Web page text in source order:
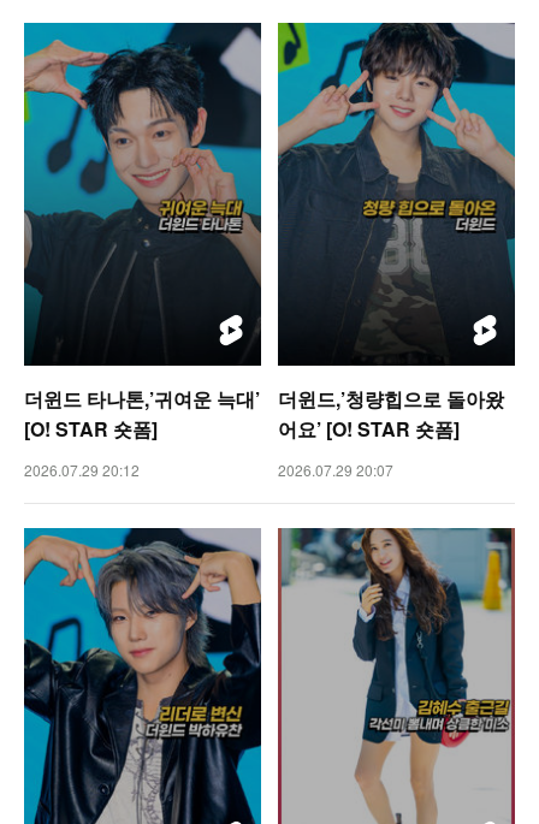
더윈드 타나톤,’귀여운 늑대’
[O! STAR 숏폼]
2026.07.29 20:12
더윈드,’청량힙으로 돌아왔
어요’ [O! STAR 숏폼]
2026.07.29 20:07